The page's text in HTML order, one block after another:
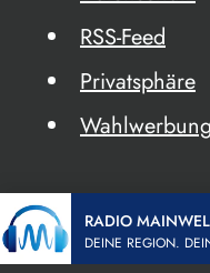
RSS-Feed
Privatsphäre
Wahlwerbung
RADIO
DEINE REGION.